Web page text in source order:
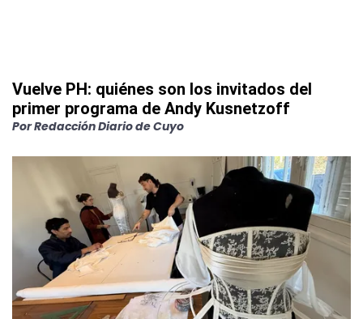
Vuelve PH: quiénes son los invitados del
primer programa de Andy Kusnetzoff
PorRedacción Diario de Cuyo